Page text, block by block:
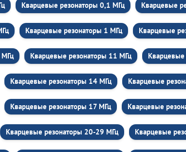
Кварцевые резонаторы 0,1 МГц Кварцевые
Кварцевые резонаторы 1 МГц Кварцевые
Кварцевые резонаторы 11 МГц
Кварцевые резонаторы 14 МГц Кварцевые
Кварцевые резонаторы 17 МГц Кварцевые
Кварцевые резонаторы 20-29 МГц Кварцевые